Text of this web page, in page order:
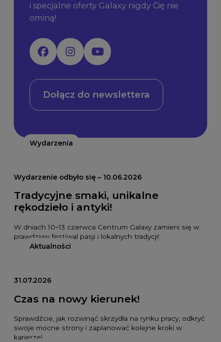
i specjalne oferty Galaxy nigdy Cię nie
ominą!
Dołącz do newslettera
Wydarzenia
Wydarzenie odbyło się – 10.06.2026
Tradycyjne smaki, unikalne
rękodzieło i antyki!
W dniach 10–13 czerwca Centrum Galaxy zamieni się w
prawdziwy festiwal pasji i lokalnych tradycji!
Aktualności
31.07.2026
Czas na nowy kierunek!
Sprawdźcie, jak rozwinąć skrzydła na rynku pracy, odkryć
swoje mocne strony i zaplanować kolejne kroki w
karierze!